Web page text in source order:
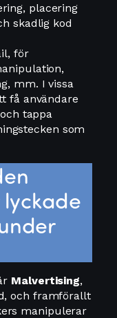
placering
skadlig kod
för
mm. I vissa
få användare
tappa
som
Malvertising,
och framförallt
manipulerar